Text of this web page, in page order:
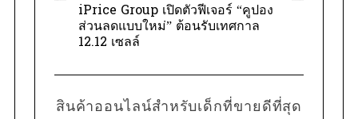
iPrice Group เปิดตัวฟีเจอร์ “คูปอง
ส่วนลดแบบใหม่” ต้อนรับเทศกาล
12.12 เซลล์
สินค้าออนไลน์สำหรับเด็กที่ขายดีที่สุด